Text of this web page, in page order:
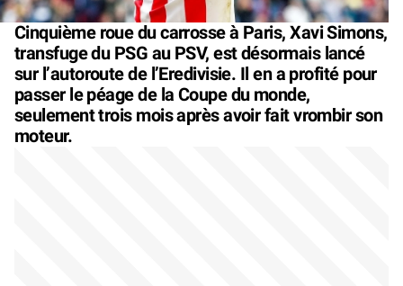
Cinquième roue du carrosse à Paris, Xavi Simons,
transfuge du PSG au PSV, est désormais lancé
sur l’autoroute de l’Eredivisie. Il en a profité pour
passer le péage de la Coupe du monde,
seulement trois mois après avoir fait vrombir son
moteur.